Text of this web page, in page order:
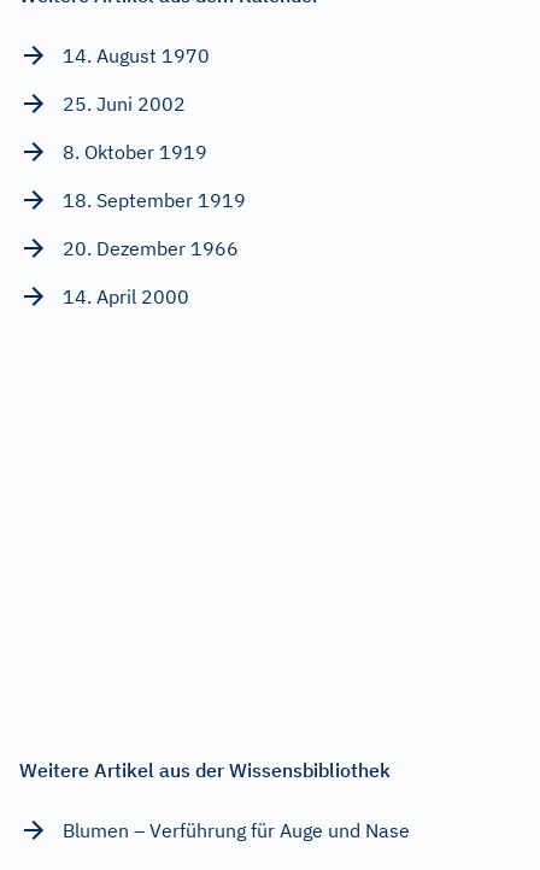
14. August 1970
25. Juni 2002
8. Oktober 1919
18. September 1919
20. Dezember 1966
14. April 2000
Weitere Artikel aus der Wissensbibliothek
Blumen – Verführung für Auge und Nase